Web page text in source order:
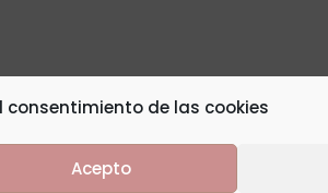
consentimiento de las cookies
Acepto